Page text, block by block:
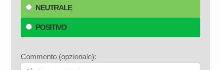
NEUTRALE
POSITIVO
Commento (opzionale):